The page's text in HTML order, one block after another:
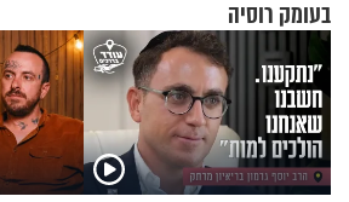
בעומק רוסיה